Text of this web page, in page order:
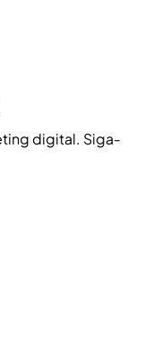
digital. Siga-